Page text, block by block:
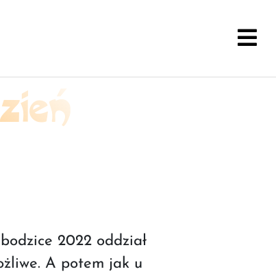
2022 oddział
A potem jak u